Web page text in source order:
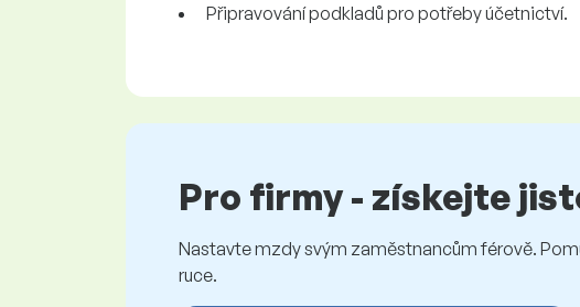
Připravování podkladů pro potřeby účetnictví.
Pro firmy - získejte
Nastavte mzdy svým zaměstnancům férově.
ruce.